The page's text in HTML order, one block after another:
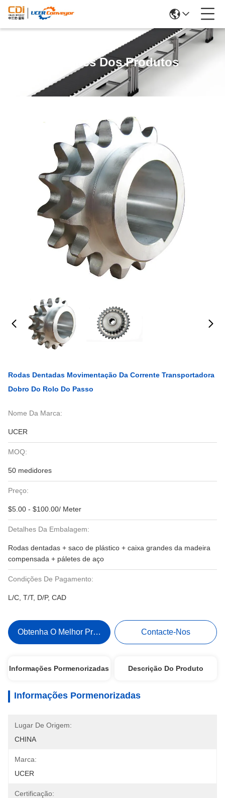
Detalhes Dos Produtos
Rodas Dentadas Movimentação Da Corrente Transportadora
Dobro Do Rolo Do Passo
Nome Da Marca:
UCER
MOQ:
50 medidores
Preço:
$5.00 - $100.00/ Meter
Detalhes Da Embalagem:
Rodas dentadas + saco de plástico + caixa grandes da madeira
compensada + páletes de aço
Condições De Pagamento:
L/C, T/T, D/P, CAD
Obtenha O Melhor Preço Contacte-Nos
Informações Pormenorizadas Descrição Do Produto
Informações Pormenorizadas
Lugar De Origem:
CHINA
Marca:
UCER
Certificação: